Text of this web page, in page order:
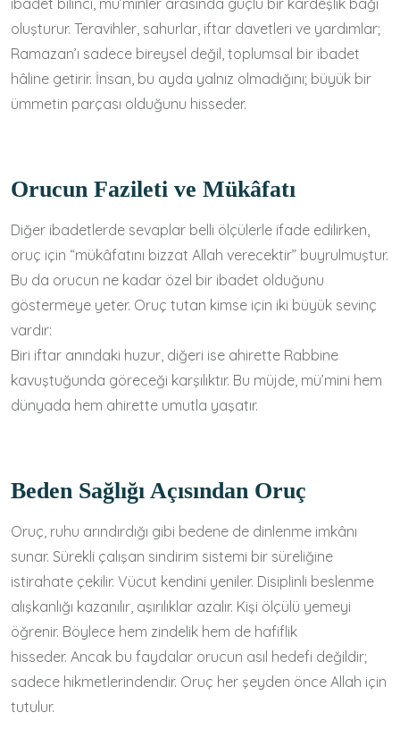
oluşturur. Teravihler, sahurlar, iftar davetleri ve yardımlar;
Ramazan’ı sadece bireysel değil, toplumsal bir ibadet
hâline getirir. İnsan, bu ayda yalnız olmadığını; büyük bir
ümmetin parçası olduğunu hisseder.
Orucun Fazileti ve Mükâfatı
Diğer ibadetlerde sevaplar belli ölçülerle ifade edilirken,
oruç için “mükâfatını bizzat Allah verecektir” buyrulmuştur.
Bu da orucun ne kadar özel bir ibadet olduğunu
göstermeye yeter. Oruç tutan kimse için iki büyük sevinç
vardır:
Biri iftar anındaki huzur, diğeri ise ahirette Rabbine
kavuştuğunda göreceği karşılıktır. Bu müjde, mü’mini hem
dünyada hem ahirette umutla yaşatır.
Beden Sağlığı Açısından Oruç
Oruç, ruhu arındırdığı gibi bedene de dinlenme imkânı
sunar. Sürekli çalışan sindirim sistemi bir süreliğine
istirahate çekilir. Vücut kendini yeniler. Disiplinli beslenme
alışkanlığı kazanılır, aşırılıklar azalır. Kişi ölçülü yemeyi
öğrenir. Böylece hem zindelik hem de hafiflik
hisseder. Ancak bu faydalar orucun asıl hedefi değildir;
sadece hikmetlerindendir. Oruç her şeyden önce Allah için
tutulur.